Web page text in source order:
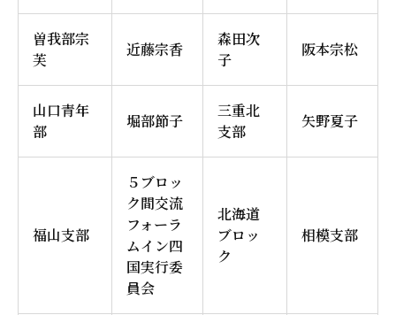
曽我部宗
芙
近藤宗香
森田次
子
阪本宗松
山口青年
部
堀部節子
三重北
支部
矢野夏子
福山支部
５ブロッ
ク間交流
フォーラ
ムイン四
国実行委
員会
北海道
ブロッ
ク
相模支部